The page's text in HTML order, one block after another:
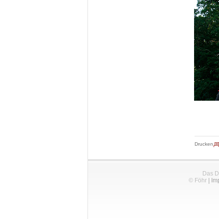
Drucken
Das
© Föhr|